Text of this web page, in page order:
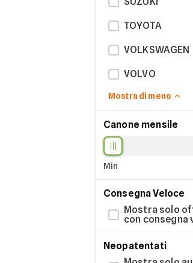
TOYOTA
VOLKSWAGEN
VOLVO
Mostra di meno
Canone mensile
Min
Consegna Veloce
Mostra solo
con consegna
Neopatentati